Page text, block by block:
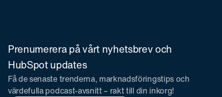
Prenumerera på vårt nyhetsbrev och
HubSpot updates
Få de senaste trenderna, marknadsföringstips och
värdefulla podcast-avsnitt – rakt till din inkorg!